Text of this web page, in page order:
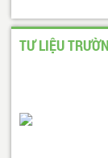
TƯ LIỆU